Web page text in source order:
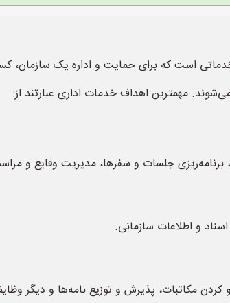
است که برای حمایت و اداره یک سازمان،
مهمترین اهداف خدمات اداری عبارتند از:
برنامه‌ریزی جلسات و سفرها، مدیریت وقایع و
و اطلاعات سازمانی.
کردن مکاتبات، پذیرش و توزیع نامه‌ها و دیگر